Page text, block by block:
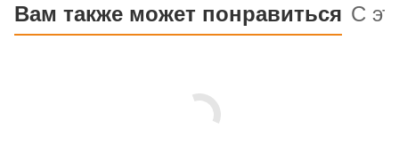
Вам также может понравиться С